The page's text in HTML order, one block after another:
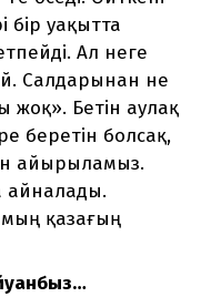
бір уақытта
Ал неге
Салдарынан не
Бетін аулақ
беретін болсақ,
айырыламыз.
айналады.
қазағың